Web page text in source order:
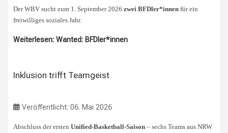
Der WBV sucht zum 1. September 2026zwei BFDler*innen für ein
freiwilliges soziales Jahr.
Weiterlesen: Wanted: BFDler*innen
Inklusion trifft Teamgeist
Veröffentlicht: 06. Mai 2026
Abschluss der erstenUnified-Basketball-Saison – sechs Teams aus NRW